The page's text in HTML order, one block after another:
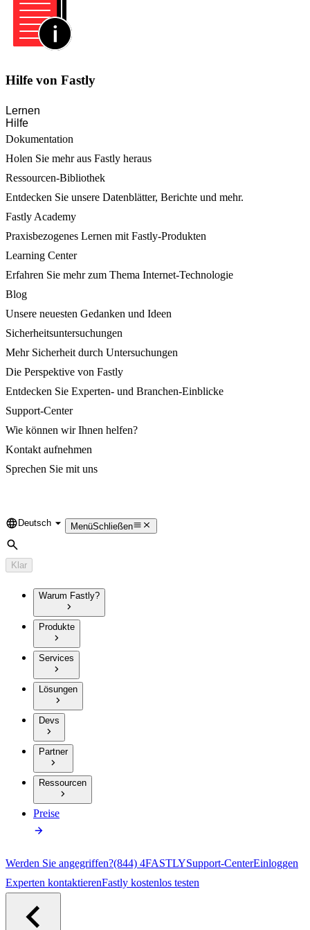
Hilfe von Fastly
Lernen
Hilfe
Dokumentation
Holen Sie mehr aus Fastly heraus
Ressourcen-Bibliothek
Entdecken Sie unsere Datenblätter, Berichte und mehr.
Fastly Academy
Praxisbezogenes Lernen mit Fastly-Produkten
Learning Center
Erfahren Sie mehr zum Thema Internet-Technologie
Blog
Unsere neuesten Gedanken und Ideen
Sicherheitsuntersuchungen
Mehr Sicherheit durch Untersuchungen
Die Perspektive von Fastly
Entdecken Sie Experten- und Branchen-Einblicke
Support-Center
Wie können wir Ihnen helfen?
Kontakt aufnehmen
Sprechen Sie mit uns
Language
Deutsch MenüSchließen
Suche
Klar
Warum Fastly?
Produkte
Services
Lösungen
Devs
Partner
Ressourcen
Preise
Werden Sie angegriffen?(844) 4FASTLYSupport-CenterEinloggen
Experten kontaktierenFastly kostenlos testen